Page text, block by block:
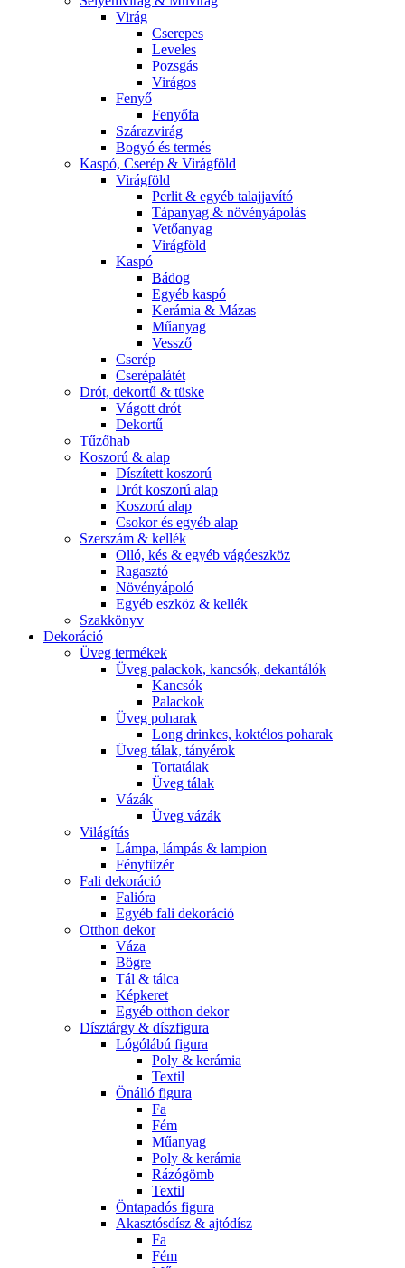
Virág
Cserepes
Leveles
Pozsgás
Virágos
Fenyő
Fenyőfa
Szárazvirág
Bogyó és termés
Kaspó, Cserép & Virágföld
Virágföld
Perlit & egyéb talajjavító
Tápanyag & növényápolás
Vetőanyag
Virágföld
Kaspó
Bádog
Egyéb kaspó
Kerámia & Mázas
Műanyag
Vessző
Cserép
Cserépalátét
Drót, dekortű & tüske
Vágott drót
Dekortű
Tűzőhab
Koszorú & alap
Díszített koszorú
Drót koszorú alap
Koszorú alap
Csokor és egyéb alap
Szerszám & kellék
Olló, kés & egyéb vágóeszköz
Ragasztó
Növényápoló
Egyéb eszköz & kellék
Szakkönyv
Dekoráció
Üveg termékek
Üveg palackok, kancsók, dekantálók
Kancsók
Palackok
Üveg poharak
Long drinkes, koktélos poharak
Üveg tálak, tányérok
Tortatálak
Üveg tálak
Vázák
Üveg vázák
Világítás
Lámpa, lámpás & lampion
Fényfüzér
Fali dekoráció
Falióra
Egyéb fali dekoráció
Otthon dekor
Váza
Bögre
Tál & tálca
Képkeret
Egyéb otthon dekor
Dísztárgy & díszfigura
Lógólábú figura
Poly & kerámia
Textil
Önálló figura
Fa
Fém
Műanyag
Poly & kerámia
Rázógömb
Textil
Öntapadós figura
Akasztósdísz & ajtódísz
Fa
Fém